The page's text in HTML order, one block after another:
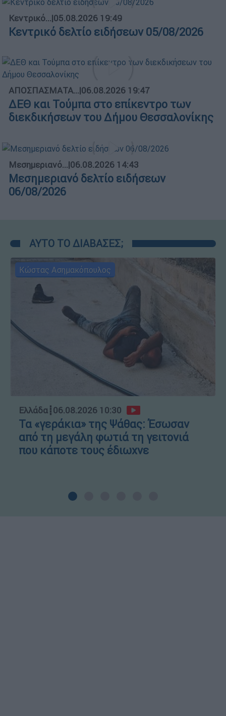
Κεντρικό...|05.08.2026 19:49
Κεντρικό δελτίο ειδήσεων 05/08/2026
ΑΠΟΣΠΑΣΜΑΤΑ...|06.08.2026 19:47
ΔΕΘ και Τούμπα στο επίκεντρο των
διεκδικήσεων του Δήμου Θεσσαλονίκης
Μεσημεριανό...|06.08.2026 14:43
Μεσημεριανό δελτίο ειδήσεων
06/08/2026
ΑΥΤΟ ΤΟ ΔΙΑΒΑΣΕΣ;
Κώστας Ασημακόπουλος
Ελλάδα┋06.08.2026 10:30
Τα «γεράκια» της Ψάθας: Έσωσαν
από τη μεγάλη φωτιά τη γειτονιά
που κάποτε τους έδιωχνε